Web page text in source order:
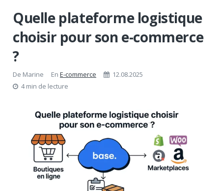
Quelle plateforme logistique
choisir pour son e-commerce
?
De Marine En E-commerce
12.08.2025
4 min de lecture